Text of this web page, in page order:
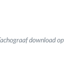
download op